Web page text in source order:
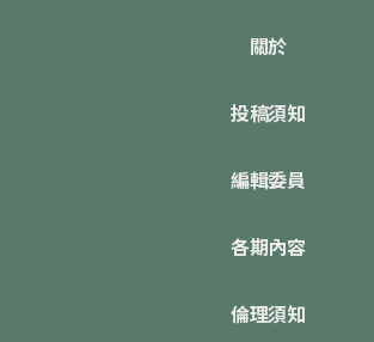
關於
投稿須知
編輯委員
各期內容
倫理須知